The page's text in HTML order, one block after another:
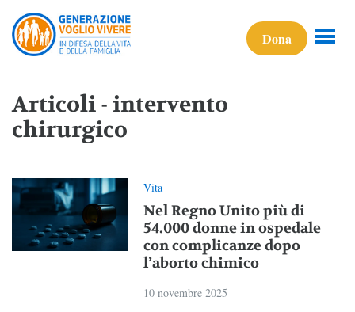
Dona
Articoli - intervento
chirurgico
Vita
Nel Regno Unito più di
54.000 donne in ospedale
con complicanze dopo
l’aborto chimico
10 novembre 2025